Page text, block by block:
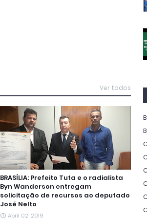
Ver todos
BRASÍLIA: Prefeito Tuta e o radialista
Byn Wanderson entregam
solicitação de recursos ao deputado
José Nelto
Abril 02, 2019